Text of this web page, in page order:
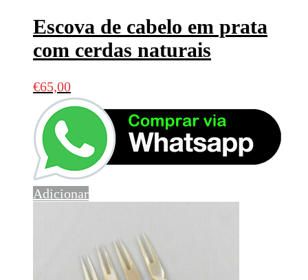
Escova de cabelo em prata
com cerdas naturais
€65,00
Adicionar